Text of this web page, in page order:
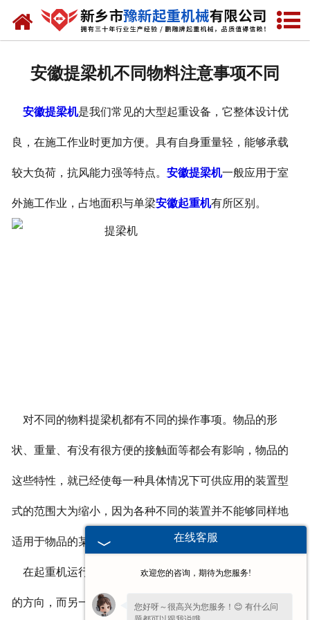
网站首页
安徽提梁机不同物料注意事项不同
安徽提梁机是我们常见的大型起重设备，它整体设计优
良，在施工作业时更加方便。具有自身重量轻，能够承载
较大负荷，抗风能力强等特点。 安徽提梁机一般应用于室
外施工作业，占地面积与单梁安徽起重机有所区别。
对不同的物料提梁机都有不同的操作事项。物品的形
状、重量、有没有很方便的接触面等都会有影响，物品的
这些特性，就已经使每一种具体情况下可供应用的装置型
式的范围大为缩小，因为各种不同的装置并不能够同样地
适用于物品的某一特点或另一特性。
在起重机运行过程中装置可以很容易地转动，改变行路
的方向，而另一些装置，则相反地只能沿着一条线、循着
在线客服
欢迎您的咨询，期待为您服务!
您好呀～很高兴为您服务！😊 有什么问